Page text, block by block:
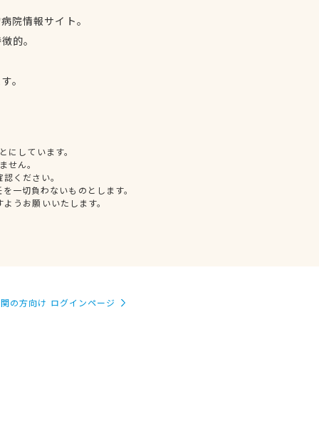
院情報サイト。
的。
。
しています。
せん。
ください。
一切負わないものとします。
うお願いいたします。
の方向け ログインページ